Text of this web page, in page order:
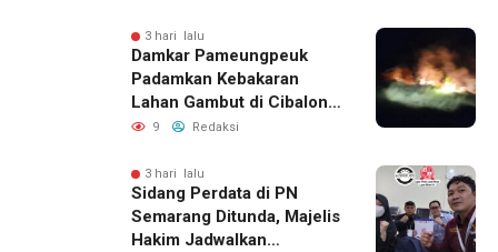
3 hari lalu
Damkar Pameungpeuk
Padamkan Kebakaran
Lahan Gambut di Cibalong,
Permukiman Warga
9 Redaksi
3 hari lalu
Sidang Perdata di PN
Semarang Ditunda, Majelis
Hakim Jadwalkan